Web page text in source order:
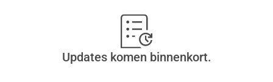
Updates komen binnenkort.